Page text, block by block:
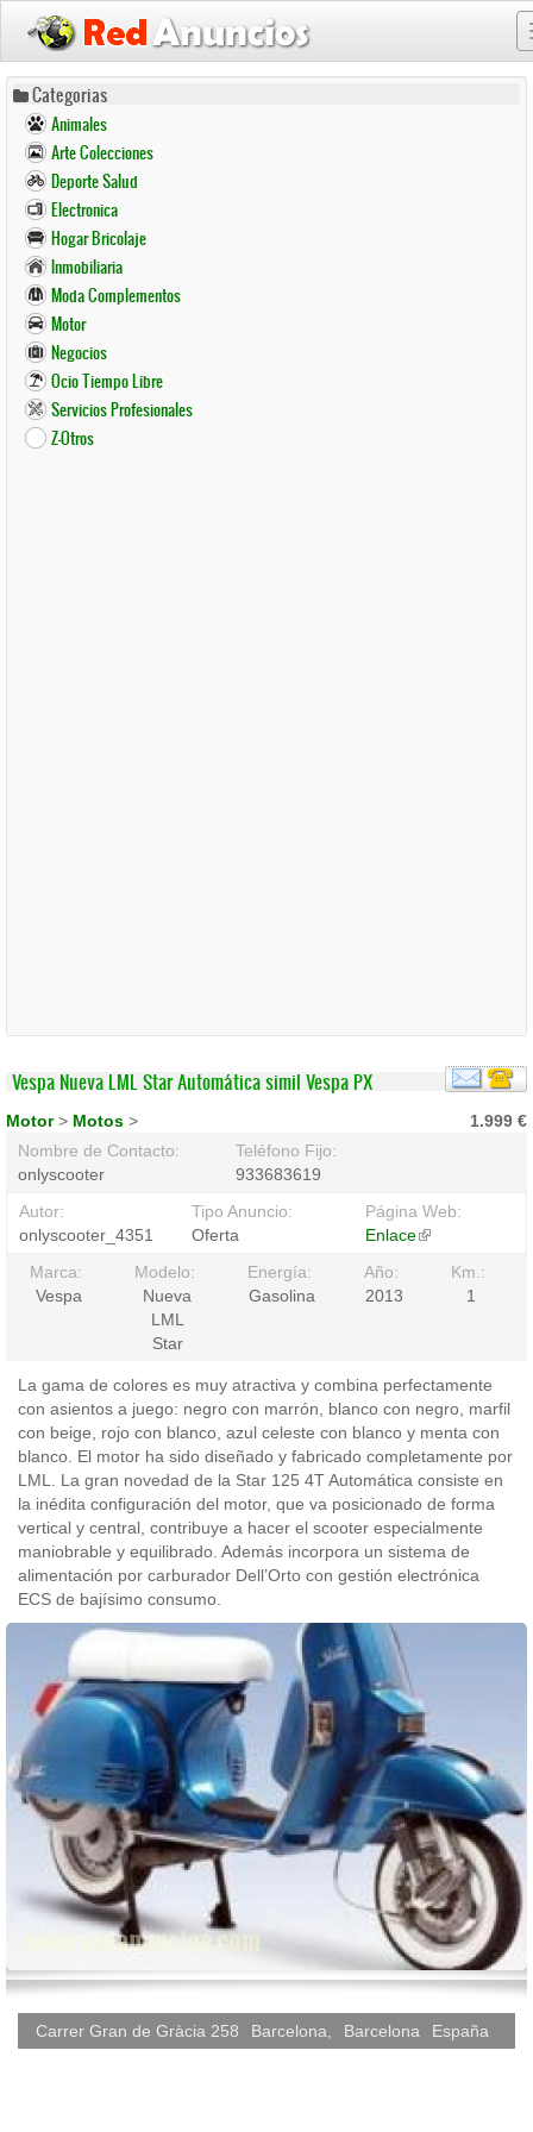
Pasar
contenido
principal
Categorias
Animales
Arte Colecciones
Deporte Salud
Electronica
Hogar Bricolaje
Inmobiliaria
Moda Complementos
Motor
Negocios
Ocio Tiempo Libre
Servicios Profesionales
Z-Otros
Vespa Nueva LML Star Automática simil Vespa PX
1.999 €
Motor> Motos >
Nombre de Contacto:
onlyscooter
Teléfono Fijo:
933683619
Autor:
onlyscooter_4351
Tipo Anuncio:
Oferta
Página Web:
Enlace(link
external)
Marca:
Vespa
Modelo:
Nueva
LML
Star
Energía:
Gasolina
Año:
2013
Km.:
1
La gama de colores es muy atractiva y combina perfectamente
con asientos a juego: negro con marrón, blanco con negro, marfil
con beige, rojo con blanco, azul celeste con blanco y menta con
blanco. El motor ha sido diseñado y fabricado completamente por
LML. La gran novedad de la Star 125 4T Automática consiste en
la inédita configuración del motor, que va posicionado de forma
vertical y central, contribuye a hacer el scooter especialmente
maniobrable y equilibrado. Además incorpora un sistema de
alimentación por carburador Dell’Orto con gestión electrónica
ECS de bajísimo consumo.
Carrer Gran de Gràcia 258 Barcelona Barcelona España